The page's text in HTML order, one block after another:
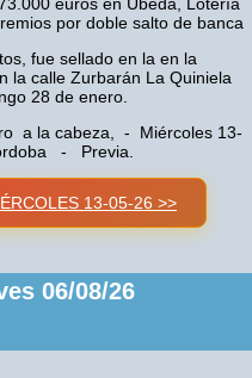
por doble salto de banca
fue sellado en la en la
la calle Zurbarán La Quiniela
28 de enero.
a la cabeza, - Miércoles 13-
- Previa.
13-05-26 >>
06/08/26